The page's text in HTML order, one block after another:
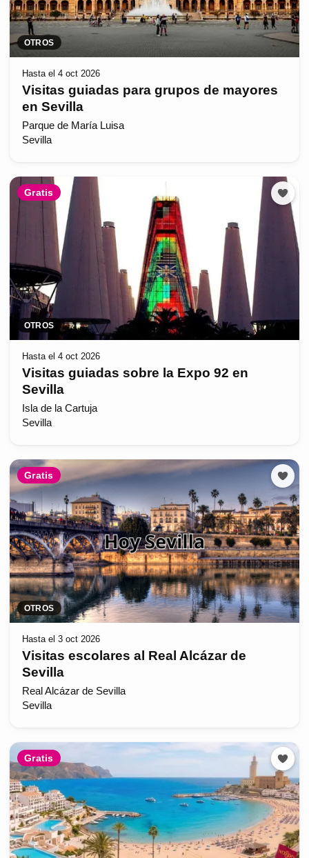
OTROS
Hasta el 4 oct 2026
Visitas guiadas para grupos de mayores
en Sevilla
Parque de María Luisa
Sevilla
Gratis
OTROS
Hasta el 4 oct 2026
Visitas guiadas sobre la Expo 92 en
Sevilla
Isla de la Cartuja
Sevilla
Gratis
OTROS
Hasta el 3 oct 2026
Visitas escolares al Real Alcázar de
Sevilla
Real Alcázar de Sevilla
Sevilla
Gratis